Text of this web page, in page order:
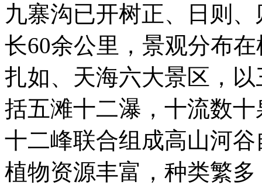
九寨沟已开树正、日则
长60余公里，景观分布
扎如、天海六大景区，
括五滩十二瀑，十流数
十二峰联合组成高山河
植物资源丰富，种类繁